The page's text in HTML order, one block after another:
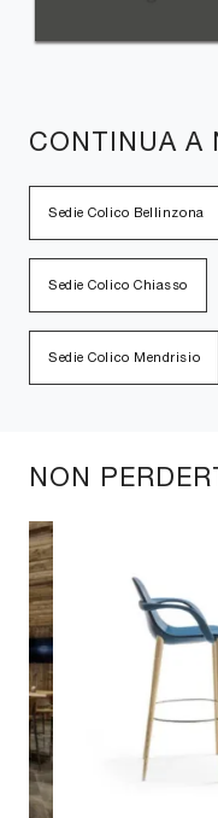
CONTINUA A
Sedie Colico Bellinzona
Sedie Colico Chiasso
Sedie Colico Mendrisio
NON